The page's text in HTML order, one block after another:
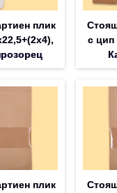
плик
с цип
плик